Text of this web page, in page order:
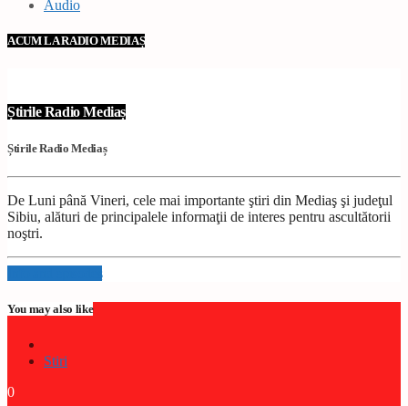
Audio
ACUM LA RADIO MEDIAȘ
Știrile Radio Mediaș
Știrile Radio Mediaș
De Luni până Vineri, cele mai importante ştiri din Mediaş şi judeţul
Sibiu, alături de principalele informaţii de interes pentru ascultătorii
noştri.
Info and episodes
You may also like
Stiri
0